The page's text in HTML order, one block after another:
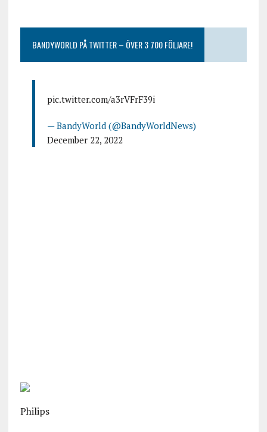
BANDYWORLD PÅ TWITTER – ÖVER 3 700 FÖLJARE!
pic.twitter.com/a3rVFrF39i
— BandyWorld (@BandyWorldNews)
December 22, 2022
Philips